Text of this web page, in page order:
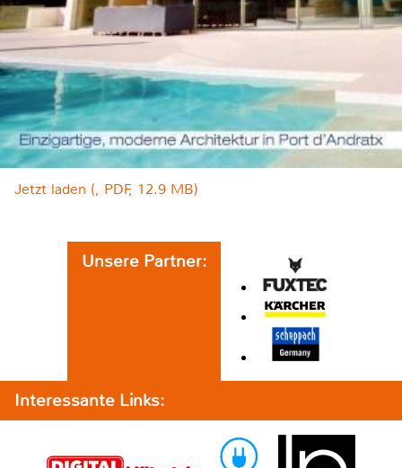
Jetzt laden (, PDF, 12.9 MB)
Unsere Partner:
Interessante Links: